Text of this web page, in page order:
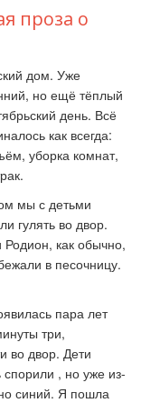
проза о
дом. Уже
но ещё тёплый
день. Всё
как всегда:
уборка комнат,
мы с детьми
гулять во двор.
как обычно,
в песочницу.
пара лет
три,
во двор. Дети
, но уже из-
синий. Я пошла